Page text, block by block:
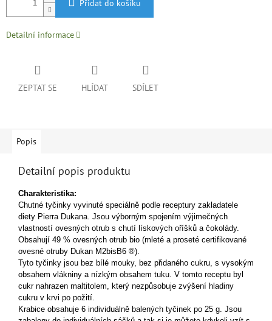
Přidat do košíku
Detailní informace
ZEPTAT SE HLÍDAT SDÍLET
Popis
Detailní popis produktu
Charakteristika:
Chutné tyčinky vyvinuté speciálně podle receptury zakladatele
diety Pierra Dukana. Jsou výborným spojením výjimečných
vlastností ovesných otrub s chutí lískových oříšků a čokolády.
Obsahují 49 % ovesných otrub bio (mleté ​​a proseté certifikované
ovesné otruby Dukan M2bisB6 ®).
Tyto tyčinky jsou bez bílé mouky, bez přidaného cukru, s vysokým
obsahem vlákniny a nízkým obsahem tuku. V tomto receptu byl
cukr nahrazen maltitolem, který nezpůsobuje zvýšení hladiny
cukru v krvi po požití.
Krabice obsahuje 6 individuálně balených tyčinek po 25 g. Jsou